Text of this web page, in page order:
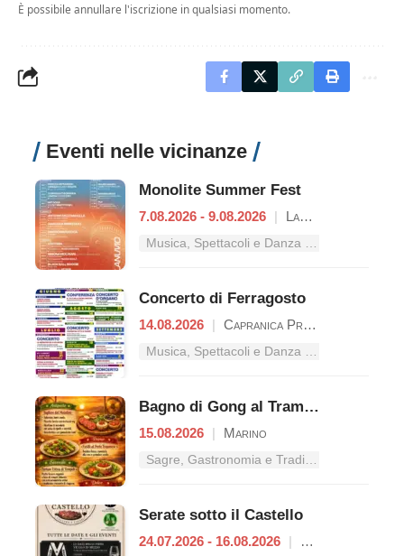
È possibile annullare l'iscrizione in qualsiasi momento.
Eventi nelle vicinanze
Monolite Summer Fest
7.08.2026 - 9.08.2026 | Lanuvio
Musica, Spettacoli e Danza nel Lazio
Concerto di Ferragosto
14.08.2026 | Capranica Prenestina
Musica, Spettacoli e Danza nel Lazio
Bagno di Gong al Tramonto | Cena Veg
15.08.2026 | Marino
Sagre, Gastronomia e Tradizioni nel Lazio
Serate sotto il Castello
24.07.2026 - 16.08.2026 |